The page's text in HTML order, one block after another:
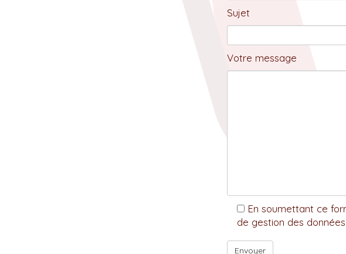
Sujet
Votre message
En soumettant ce
de gestion des données